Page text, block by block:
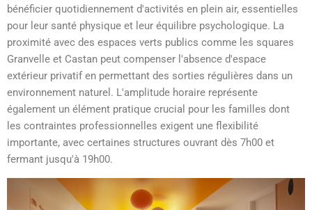
bénéficier quotidiennement d'activités en plein air, essentielles
pour leur santé physique et leur équilibre psychologique. La
proximité avec des espaces verts publics comme les squares
Granvelle et Castan peut compenser l'absence d'espace
extérieur privatif en permettant des sorties régulières dans un
environnement naturel. L'amplitude horaire représente
également un élément pratique crucial pour les familles dont
les contraintes professionnelles exigent une flexibilité
importante, avec certaines structures ouvrant dès 7h00 et
fermant jusqu'à 19h00.